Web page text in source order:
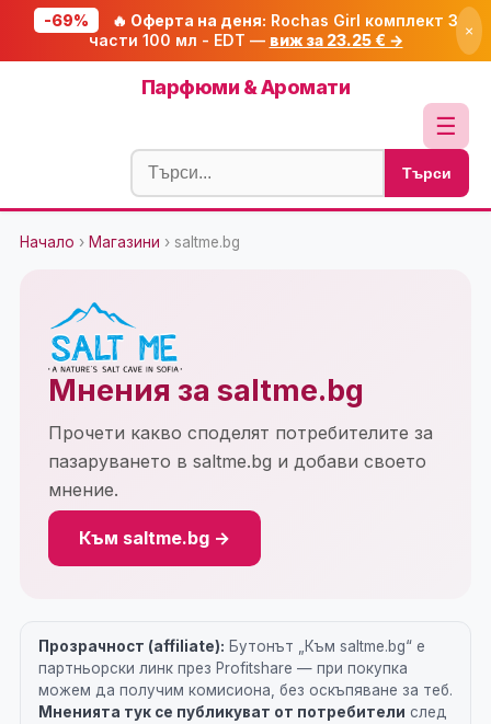
-69% 🔥 Оферта на деня: Rochas Girl комплект 3
части 100 мл - EDT — виж за 23.25 € → ×
Парфюми & Аромати
☰
Блог
🧮 Калкулатори
🔍 Намери продукт
Търси
Начало › Магазини › saltme.bg
Мнения за saltme.bg
Прочети какво споделят потребителите за
пазаруването в saltme.bg и добави своето
мнение.
Към saltme.bg →
Прозрачност (affiliate): Бутонът „Към saltme.bg“ е
партньорски линк през Profitshare — при покупка
можем да получим комисиона, без оскъпяване за теб.
Мненията тук се публикуват от потребители след